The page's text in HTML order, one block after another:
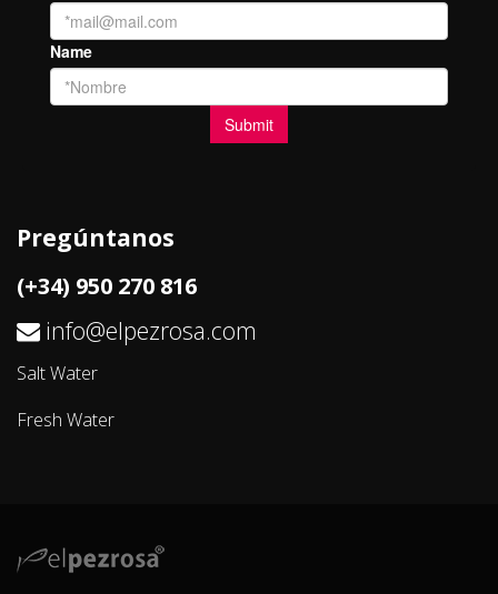
Pregúntanos
(+34) 950 270 816
info@elpezrosa.com
Salt Water
Fresh Water